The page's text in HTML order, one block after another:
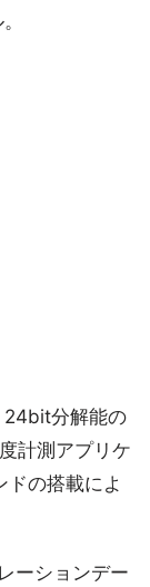
24bit分解能の
計測アプリケ
の搭載によ
ーションデー